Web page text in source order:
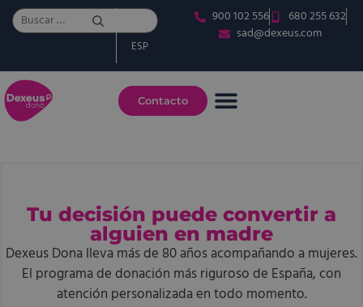
900 102 556
680 255 632
sad@dexeus.com
ESP
Contacto
Tu decisión puede convertir a
alguien en madre
Dexeus Dona lleva más de 80 años acompañando a mujeres.
El programa de donación más riguroso de España, con
atención personalizada en todo momento.